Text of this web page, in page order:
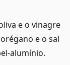
e o vinagre
e o sal
alumínio.